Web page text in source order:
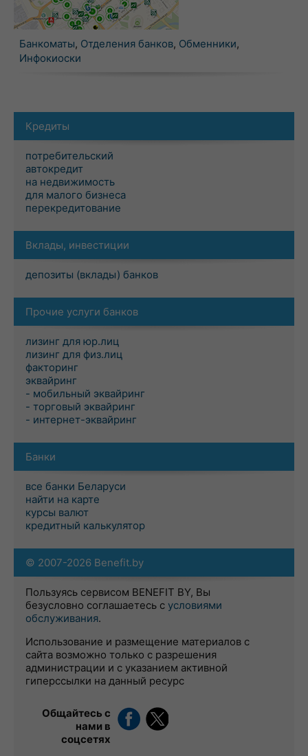
Банкоматы, Отделения банков, Обменники,
Инфокиоски
Кредиты
потребительский
автокредит
на недвижимость
для малого бизнеса
перекредитование
Вклады, инвестиции
депозиты (вклады) банков
Прочие услуги банков
лизинг для юр.лиц
лизинг для физ.лиц
факторинг
эквайринг
- мобильный эквайринг
- торговый эквайринг
- интернет-эквайринг
Банки
все банки Беларуси
найти на карте
курсы валют
кредитный калькулятор
© 2007-2026 Benefit.by
Пользуясь сервисом BENEFIT BY, Вы
безусловно соглашаетесь с условиями
обслуживания.
Использование и размещение материалов с
сайта возможно только с разрешения
администрации и с указанием активной
гиперссылки на данный ресурс
Общайтесь с
нами в
соцсетях